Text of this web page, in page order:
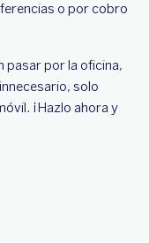
o por cobro
pasar por la oficina,
solo
¡Hazlo ahora y